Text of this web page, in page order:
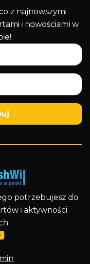
z najnowszymi
i nowościami w
potrzebujesz do
i aktywności